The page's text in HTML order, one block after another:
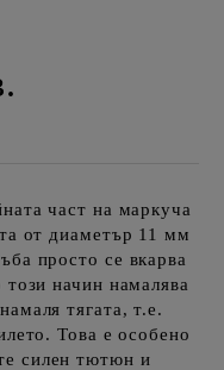
част на маркуча
от диаметър 11 мм
просто се вкарва
начин намалява
тягата, т.е.
Това е особено
силен тютюн и